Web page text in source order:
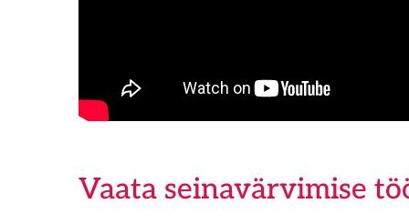
Vaata seinavärvimise